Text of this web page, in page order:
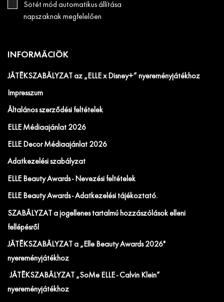
Sötét mód automatikus állítása
napszaknak megfelelően
INFORMÁCIÓK
JÁTÉKSZABÁLYZAT az „ELLE x Disney+” nyereményjátékhoz
Impresszum
Általános szerződési feltételek
ELLE Médiaajánlat 2026
ELLE Decor Médiaajánlat 2026
Adatkezelési szabályzat
ELLE Beauty Awards - Nevezési feltételek
ELLE Beauty Awards - Adatkezelési tájékoztató.
SZABÁLYZAT a jogellenes tartalmú hozzászólások elleni
fellépésről
JÁTÉKSZABÁLYZAT a „Elle Beauty Awards 2026"
nyereményjátékhoz
JÁTÉKSZABÁLYZAT „SoMe ELLE - Calvin Klein”
nyereményjátékhoz